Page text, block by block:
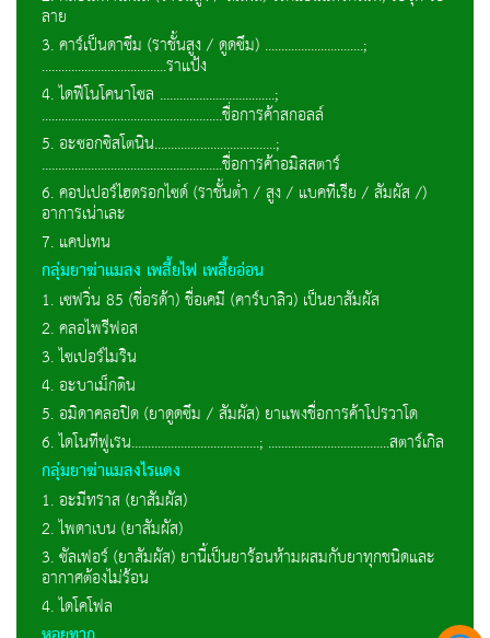
ลาย
3. คาร์เป็นดาซึม (ราชั้นสูง / ดูดซึม) ..............................;
......................................ราแป้ง
4. ไดฟีโนโคนาโซล ...................................;
.......................................................ชื่อการค้าสกอลล์
5. อะซอกซิสโตนิน.....................................;
.......................................................ชื่อการค้าอมิสสตาร์
6. คอปเปอร์ไฮดรอกไซด์ (ราชั้นต่ำ / สูง / แบคทีเรีย / สัมผัส /)
อาการเน่าเละ
7. แคปเทน
กลุ่มยาฆ่าแมลง เพลี้ยไฟ เพลี้ยอ่อน
1. เซฟวิ่น 85 (ชี่อรด้า) ชื่อเคมี (คาร์บาลิว) เป็นยาสัมผัส
2. คลอไพรีฟอส
3. ไซเปอร์ไมริน
4. อะบาเม็กติน
5. อมิดาคลอปิด (ยาดูดซึม / สัมผัส) ยาแพงชื่อการค้าโปรวาโด
6. ไดโนทีฟูเรน.......................................; .....................................สตาร์เกิล
กลุ่มยาฆ่าแมลงไรแดง
1. อะมีทราส (ยาสัมผัส)
2. ไพดาเบน (ยาสัมผัส)
3. ซัลเฟอร์ (ยาสัมผัส) ยานี้เป็นยาร้อนห้ามผสมกับยาทุกชนิดและ
อากาศต้องไม่ร้อน
4. ไดโคโฟล